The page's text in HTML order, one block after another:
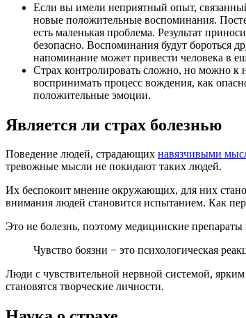
Если вы имели неприятный опыт, связанный
новые положительные воспоминания.
есть маленькая проблема. Результат
безопасно. Воспоминания будут бороться
напоминание может привести человека в
Страх контролировать сложно, но можно к
воспринимать процесс вождения, как
положительные эмоции.
Является ли страх болезнью
Поведение людей, страдающих навязчивыми
тревожные мысли не покидают таких людей.
Их беспокоит мнение окружающих, для них
внимания людей становится испытанием. Как
Это не болезнь, поэтому медицинские препараты
Чувство боязни − это психологическая
Люди с чувствительной нервной системой,
становятся творческие личности.